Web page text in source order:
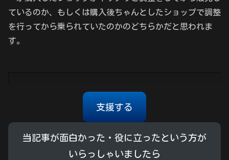
ているのか、もしくは購入後ちゃんとしたショップで調整
を行ってから乗られていたのかのどちらかだと思われま
す。
支援する
当記事が面白かった・役に立ったという方が
いらっしゃいましたら